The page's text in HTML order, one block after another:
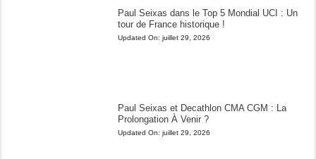
Paul Seixas dans le Top 5 Mondial UCI : Un
tour de France historique !
Updated On: juillet 29, 2026
Paul Seixas et Decathlon CMA CGM : La
Prolongation À Venir ?
Updated On: juillet 29, 2026